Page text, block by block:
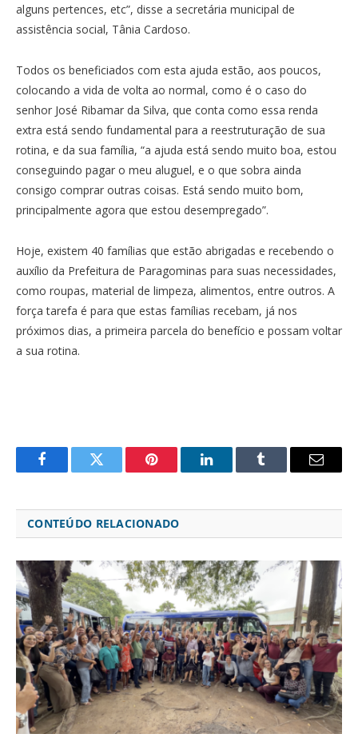
alguns pertences, etc”, disse a secretária municipal de
assistência social, Tânia Cardoso.
Todos os beneficiados com esta ajuda estão, aos poucos,
colocando a vida de volta ao normal, como é o caso do
senhor José Ribamar da Silva, que conta como essa renda
extra está sendo fundamental para a reestruturação de sua
rotina, e da sua família, “a ajuda está sendo muito boa, estou
conseguindo pagar o meu aluguel, e o que sobra ainda
consigo comprar outras coisas. Está sendo muito bom,
principalmente agora que estou desempregado”.
Hoje, existem 40 famílias que estão abrigadas e recebendo o
auxílio da Prefeitura de Paragominas para suas necessidades,
como roupas, material de limpeza, alimentos, entre outros. A
força tarefa é para que estas famílias recebam, já nos
próximos dias, a primeira parcela do benefício e possam voltar
a sua rotina.
FacebookTwitter Pinterest LinkedInTumblr Email
CONTEÚDO RELACIONADO